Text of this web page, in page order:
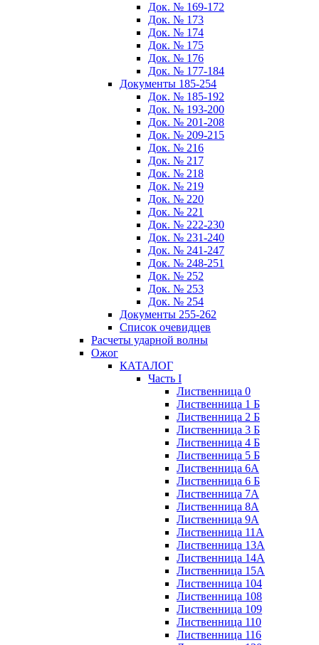
Док. № 169-172
Док. № 173
Док. № 174
Док. № 175
Док. № 176
Док. № 177-184
Документы 185-254
Док. № 185-192
Док. № 193-200
Док. № 201-208
Док. № 209-215
Док. № 216
Док. № 217
Док. № 218
Док. № 219
Док. № 220
Док. № 221
Док. № 222-230
Док. № 231-240
Док. № 241-247
Док. № 248-251
Док. № 252
Док. № 253
Док. № 254
Документы 255-262
Список очевидцев
Расчеты ударной волны
Ожог
КАТАЛОГ
Часть I
Лиственница 0
Лиственница 1 Б
Лиственница 2 Б
Лиственница 3 Б
Лиственница 4 Б
Лиственница 5 Б
Лиственница 6А
Лиственница 6 Б
Лиственница 7А
Лиственница 8А
Лиственница 9А
Лиственница 11А
Лиственница 13А
Лиственница 14А
Лиственница 15А
Лиственница 104
Лиственница 108
Лиственница 109
Лиственница 110
Лиственница 116